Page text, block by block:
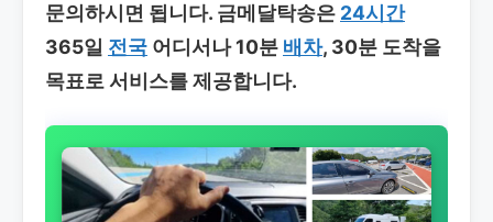
문의하시면 됩니다. 금메달탁송은 24시간
365일 전국 어디서나 10분 배차, 30분 도착을
목표로 서비스를 제공합니다.